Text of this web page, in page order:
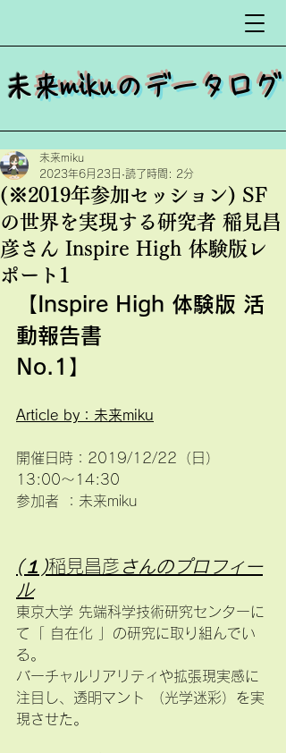
​未来mikuのデータログ
(※2019年参加セッション) SF
の世界を実現する研究者 稲見昌
彦さん Inspire High 体験版レ
ポート1
未来miku
2023年6月23日 読了時間: 2分
【Inspire High 体験版 活
動報告書
No.1】
Article by：未来miku
開催日時：2019/12/22（日）
13:00〜14:30
参加者 ：未来miku
(１)稲見昌彦 さんのプロフィー
ル
東京大学 先端科学技術研究センターに
て「 自在化 」の研究に取り組んでい
る。
バーチャルリアリティや拡張現実感に
注目し、透明マント （光学迷彩）を実
現させた。